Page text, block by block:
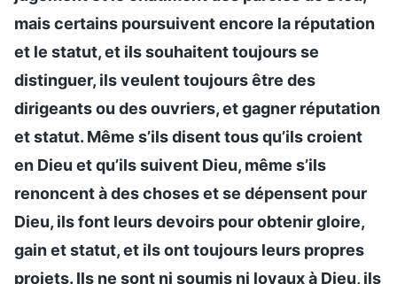
mais certains poursuivent encore la réputation
et le statut, et ils souhaitent toujours se
distinguer, ils veulent toujours être des
dirigeants ou des ouvriers, et gagner réputation
et statut. Même s’ils disent tous qu’ils croient
en Dieu et qu’ils suivent Dieu, même s’ils
renoncent à des choses et se dépensent pour
Dieu, ils font leurs devoirs pour obtenir gloire,
gain et statut, et ils ont toujours leurs propres
projets. Ils ne sont ni soumis ni loyaux à Dieu, ils